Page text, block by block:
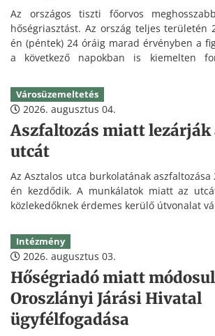
Az országos tiszti főorvos
hőségriasztást. Az ország teljes területén
én (péntek) 24 óráig marad érvényben a
a következő napokban is kiemelten
Városüzemeltetés
2026. augusztus 04.
Aszfaltozás miatt lezárják
utcát
Az Asztalos utca burkolatának aszfaltozása
én kezdődik. A munkálatok miatt az
közlekedőknek érdemes kerülő útvonalat
Intézmény
2026. augusztus 03.
Hőségriadó miatt
Oroszlányi Járási Hivatal
ügyfélfogadása